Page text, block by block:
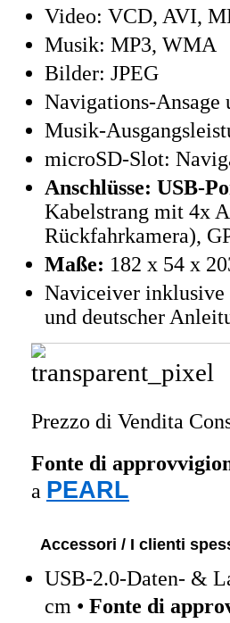
Video: VCD, AVI,
Musik: MP3, WMA
Bilder: JPEG
Navigations-
Musik-
microSD-Slot:
Anschlüsse: USB-
Kabelstrang mit 4x
Rückfahrkamera),
Maße: 182 x 54 x
Naviceiver inklusive
und deutscher
Prezzo di Vendita
Fonte di
a PEARL
Accessori / I clienti
USB-2.0-Daten- &
cm • Fonte di